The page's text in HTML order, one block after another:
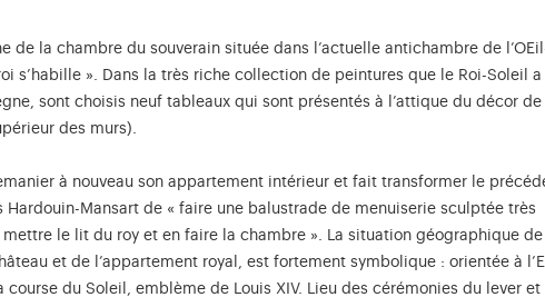
de la chambre du souverain située dans l’actuelle antichambre de
s’habille ». Dans la très riche collection de peintures que le Roi-Soleil a
sont choisis neuf tableaux qui sont présentés à l’attique du décor de
des murs).
à nouveau son appartement intérieur et fait transformer le
Hardouin-Mansart de « faire une balustrade de menuiserie sculptée très
le lit du roy et en faire la chambre ». La situation géographique de
et de l’appartement royal, est fortement symbolique : orientée à
du Soleil, emblème de Louis XIV. Lieu des cérémonies du lever et